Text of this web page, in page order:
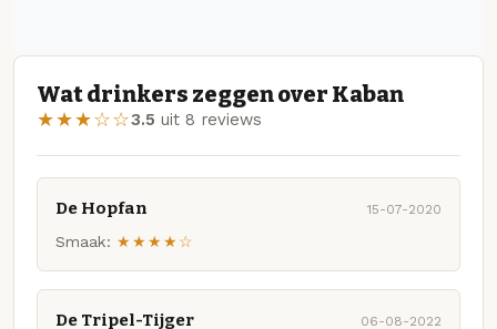
Wat drinkers zeggen over Kaban
★★★☆☆3.5 uit 8 reviews
De Hopfan 15-07-2020
Smaak: ★★★★☆
De Tripel-Tijger 06-08-2022